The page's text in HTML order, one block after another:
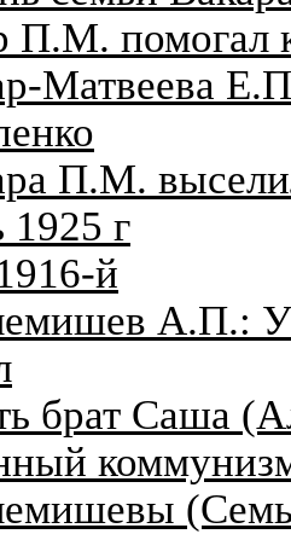
П.М. помогал
Матвеева
П.М.
1925 г
й
А.П.: У
брат Саша